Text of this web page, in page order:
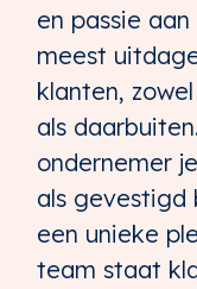
en passie
meest
klanten,
als
ondernemer
als gevestigd
een unieke
team staat